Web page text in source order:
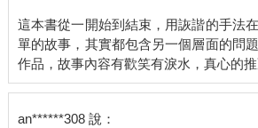
況明朗之前。
外面很危險，不能出去。
這句話在他耳中，似乎與過去的某段記憶
這本書從一開始到結束，用詼諧的手法
單的故事，其實都包含另一個層面的問
an******308 說：